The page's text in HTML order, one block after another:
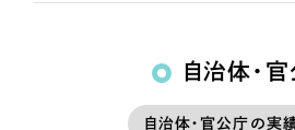
自治体・
自治体・官公庁の実